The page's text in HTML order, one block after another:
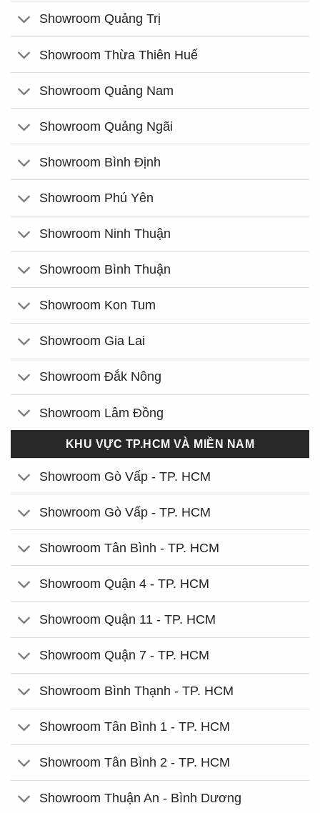
Showroom Quảng Trị
Showroom Thừa Thiên Huế
Showroom Quảng Nam
Showroom Quảng Ngãi
Showroom Bình Định
Showroom Phú Yên
Showroom Ninh Thuận
Showroom Bình Thuận
Showroom Kon Tum
Showroom Gia Lai
Showroom Đắk Nông
Showroom Lâm Đồng
KHU VỰC TP.HCM VÀ MIỀN NAM
Showroom Gò Vấp - TP. HCM
Showroom Gò Vấp - TP. HCM
Showroom Tân Bình - TP. HCM
Showroom Quận 4 - TP. HCM
Showroom Quận 11 - TP. HCM
Showroom Quận 7 - TP. HCM
Showroom Bình Thạnh - TP. HCM
Showroom Tân Bình 1 - TP. HCM
Showroom Tân Bình 2 - TP. HCM
Showroom Thuận An - Bình Dương